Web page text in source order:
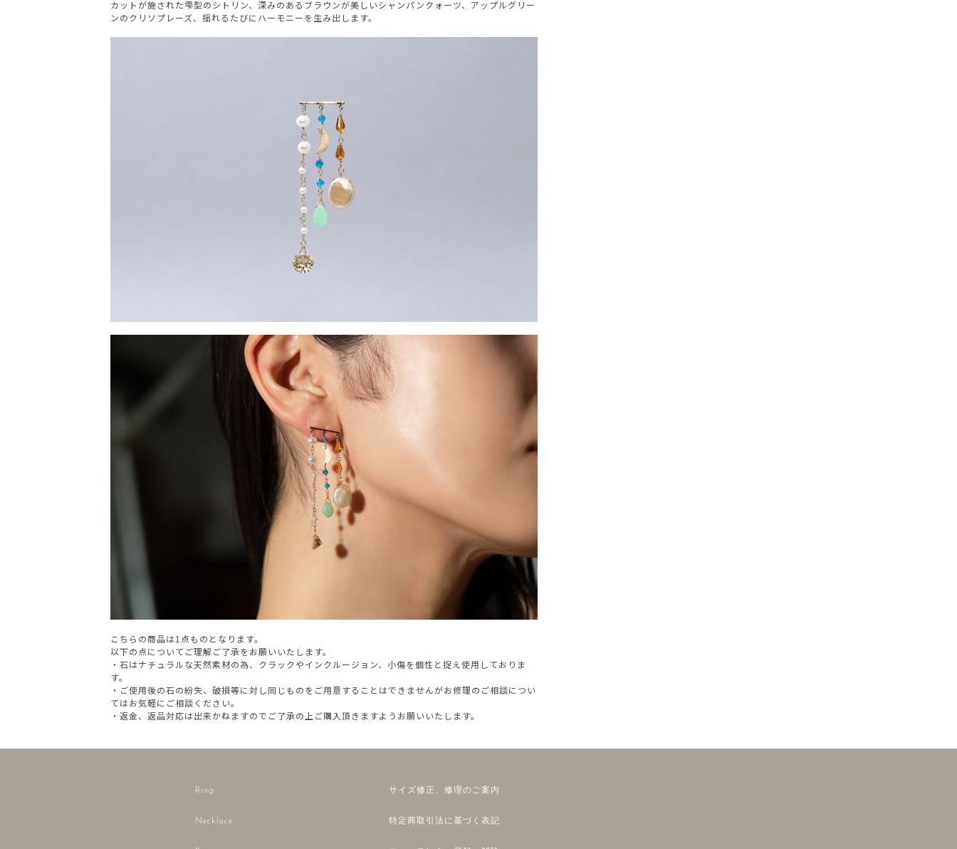
カットが施された雫型のシトリン、深みのあるブラウンが美しいシャンパンクォーツ、アップルグリー
ンのクリソプレーズ、揺れるたびにハーモニーを生み出します。
こちらの商品は1点ものとなります。
以下の点についてご理解ご了承をお願いいたします。
・石はナチュラルな天然素材の為、クラックやインクルージョン、小傷を個性と捉え使用しておりま
す。
・ご使用後の石の紛失、破損等に対し同じものをご用意することはできませんがお修理のご相談につい
てはお気軽にご相談ください。
・返金、返品対応は出来かねますのでご了承の上ご購入頂きますようお願いいたします。
Ring
Necklace
サイズ修正、修理のご案内
特定商取引法に基づく表記